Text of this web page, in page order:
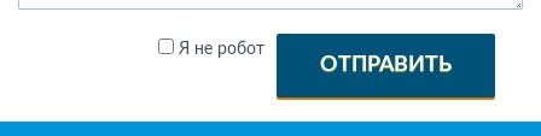
Я не робот
ОТПРАВИТЬ